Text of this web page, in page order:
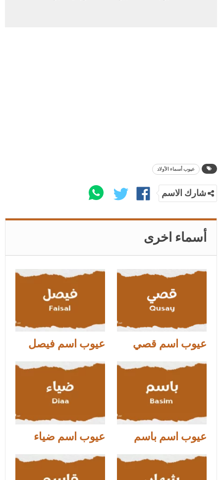
عيوب أسماء الأولاد
شارك الاسم
أسماء اخرى
عيوب اسم قصي عيوب اسم فيصل
عيوب اسم باسم عيوب اسم ضياء